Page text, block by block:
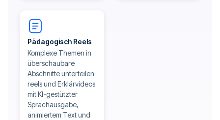
Pädagogisch Reels
Komplexe Themen in
überschaubare
Abschnitte unterteilen
reels und Erklärvideos
mit KI-gestützter
Sprachausgabe,
animiertem Text und